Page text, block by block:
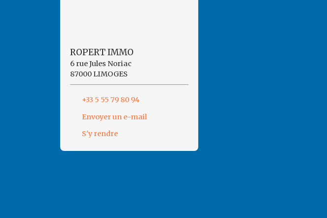
ROPERT IMMO
6 rue Jules Noriac
87000 LIMOGES
+33 5 55 79 80 94
Envoyer un e-mail
S'y rendre